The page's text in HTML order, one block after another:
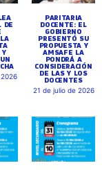
DE
Y
PARITARIA
DOCENTE: EL
GOBIERNO
PRESENTÓ SU
PROPUESTA Y
AMSAFE LA
PONDRÁ A
CONSIDERACIÓN
DE LAS Y LOS
DOCENTES
21 de julio de 2026